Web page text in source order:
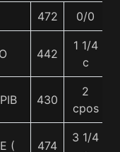
472 0/0
442
1 1/4
c
430
2
cpos
( 474
3 1/4